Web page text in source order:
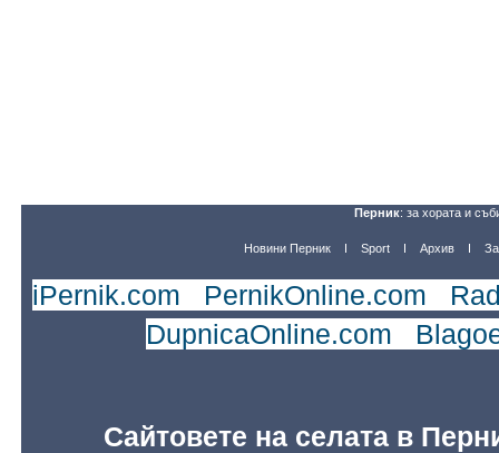
Перник: за хората и
Новини Перник Sport Архив
iPernik.com PernikOnline.com
DupnicaOnline.com
Сайтовете на селата в